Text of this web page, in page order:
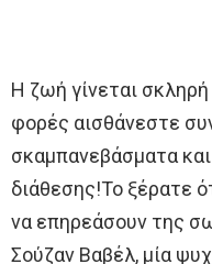
Η ζωή γίνεται
φορές αισθάνεστε
σκαμπανεβάσματα
διάθεσης!Το ξέρατε
να επηρεάσουν της
Σούζαν Βαβέλ, μία